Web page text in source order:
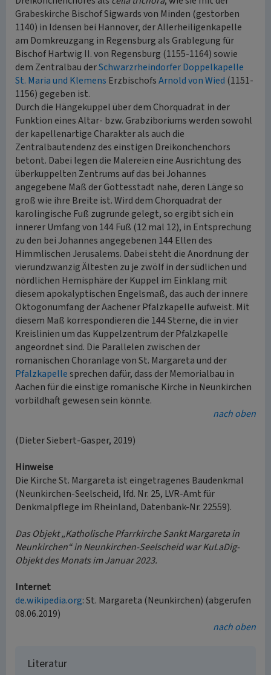
Grabeskirche Bischof Sigwards von Minden (gestorben
1140) in Idensen bei Hannover, der Allerheiligenkapelle
am Domkreuzgang in Regensburg als Grablegung für
Bischof Hartwig II. von Regensburg (1155-1164) sowie
dem Zentralbau derSchwarzrheindorfer Doppelkapelle
St. Maria und Klemens ErzbischofsArnold von Wied (1151-
1156) gegeben ist.
Durch die Hängekuppel über dem Chorquadrat in der
Funktion eines Altar- bzw. Grabziboriums werden sowohl
der kapellenartige Charakter als auch die
Zentralbautendenz des einstigen Dreikonchenchors
betont. Dabei legen die Malereien eine Ausrichtung des
überkuppelten Zentrums auf das bei Johannes
angegebene Maß der Gottesstadt nahe, deren Länge so
groß wie ihre Breite ist. Wird dem Chorquadrat der
karolingische Fuß zugrunde gelegt, so ergibt sich ein
innerer Umfang von 144 Fuß (12 mal 12), in Entsprechung
zu den bei Johannes angegebenen 144 Ellen des
Himmlischen Jerusalems. Dabei steht die Anordnung der
vierundzwanzig Ältesten zu je zwölf in der südlichen und
nördlichen Hemisphäre der Kuppel im Einklang mit
diesem apokalyptischen Engelsmaß, das auch der innere
Oktogonumfang der Aachener Pfalzkapelle aufweist. Mit
diesem Maß korrespondieren die 144 Sterne, die in vier
Kreislinien um das Kuppelzentrum der Pfalzkapelle
angeordnet sind. Die Parallelen zwischen der
romanischen Choranlage von St. Margareta und der
Pfalzkapellesprechen dafür, dass der Memorialbau in
Aachen für die einstige romanische Kirche in Neunkirchen
vorbildhaft gewesen sein könnte.
nach oben
(Dieter Siebert-Gasper, 2019)
Hinweise
Die Kirche St. Margareta ist eingetragenes Baudenkmal
(Neunkirchen-Seelscheid, lfd. Nr. 25, LVR-Amt für
Denkmalpflege im Rheinland, Datenbank-Nr. 22559).
Das Objekt „Katholische Pfarrkirche Sankt Margareta in
Neunkirchen“ in Neunkirchen-Seelscheid war KuLaDig-
Objekt des Monats im Januar 2023.
Internet
de.wikipedia.org: St. Margareta (Neunkirchen) (abgerufen
08.06.2019)
nach oben
Literatur